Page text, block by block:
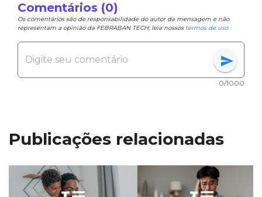
Comentários (0)
Os comentários são de responsabilidade do autor da mensagem e não
representam a opinião da FEBRABAN TECH; leia nossos termos de uso
send
0/1000
Publicações relacionadas